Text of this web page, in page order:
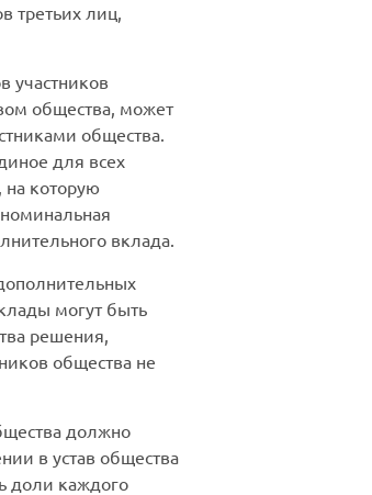
третьих лиц,
участников
общества, может
общества.
для всех
на которую
вклада.
могут быть
решения,
общества не
должно
в устав общества
доли каждого